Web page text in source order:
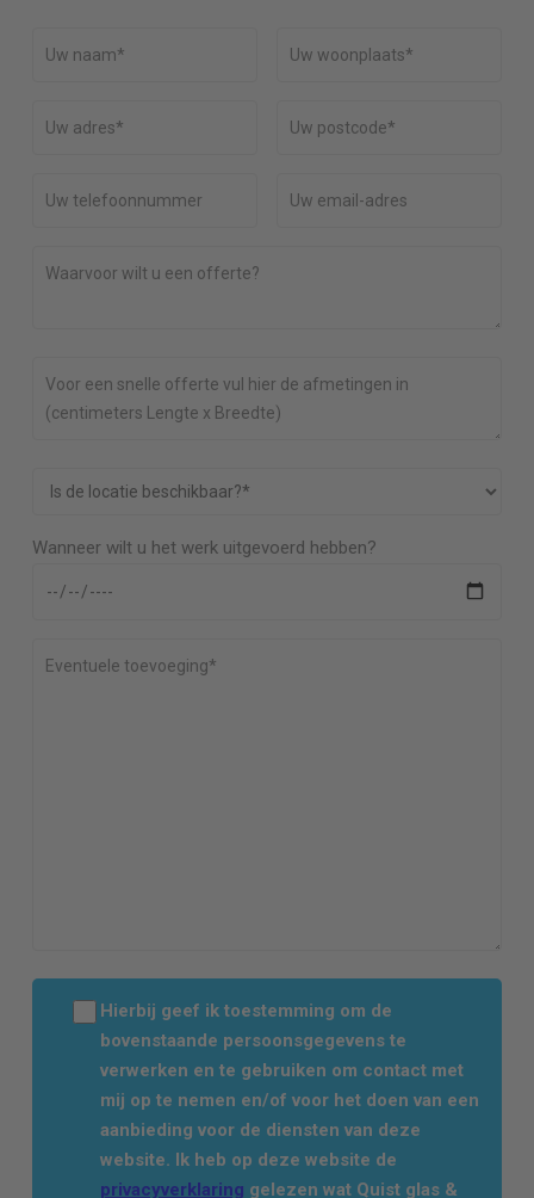
Wanneer wilt u het werk uitgevoerd hebben?
Hierbij geef ik toestemming om de
bovenstaande persoonsgegevens te
verwerken en te gebruiken om contact met
mij op te nemen en/of voor het doen van een
aanbieding voor de diensten van deze
website. Ik heb op deze website de
privacyverklaring gelezen wat Quist glas &